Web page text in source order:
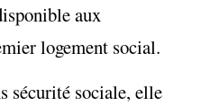
aux
logement social.
sécurité sociale, elle